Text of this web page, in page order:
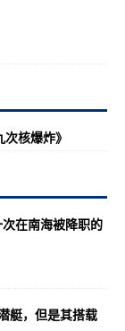
核爆炸》
在南海被降职的
艇，但是其搭载